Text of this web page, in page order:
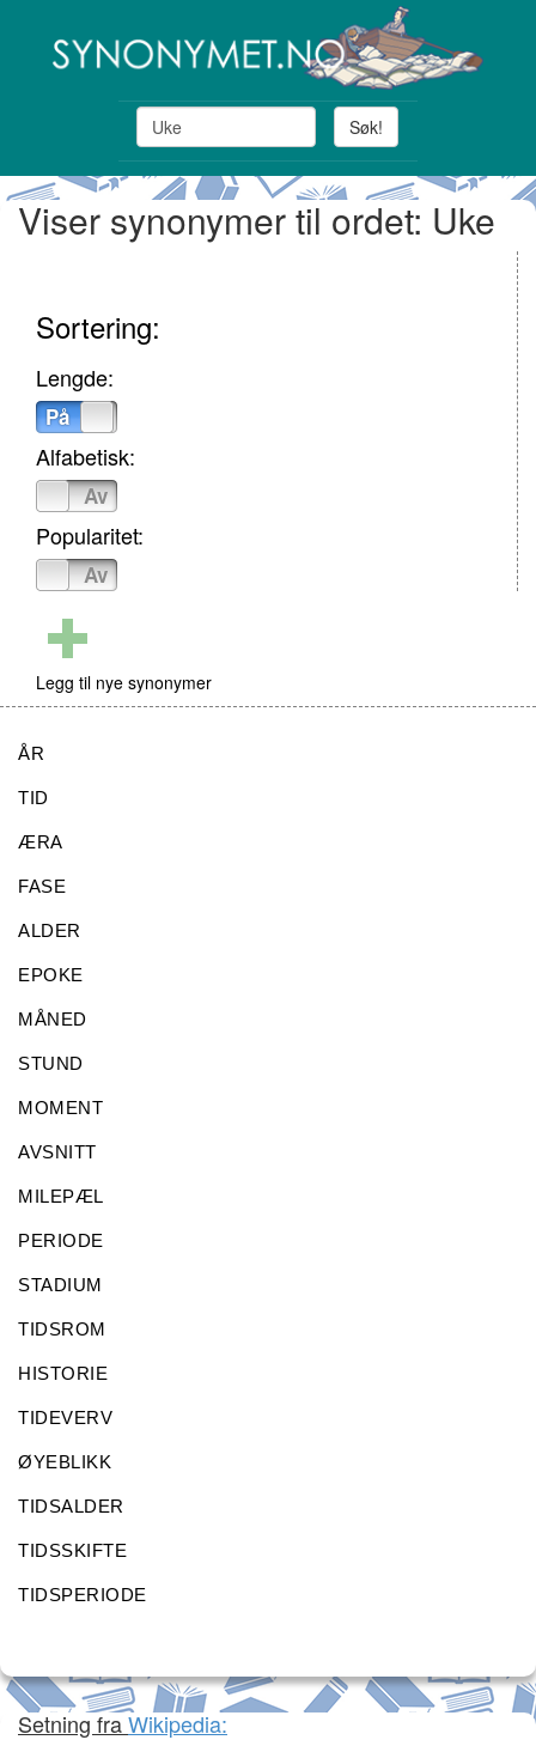
Søk!
Viser synonymer til ordet: Uke
Sortering:
Lengde:
På
Alfabetisk:
Av
Popularitet:
Av
Legg til nye synonymer
ÅR
TID
ÆRA
FASE
ALDER
EPOKE
MÅNED
STUND
MOMENT
AVSNITT
MILEPÆL
PERIODE
STADIUM
TIDSROM
HISTORIE
TIDEVERV
ØYEBLIKK
TIDSALDER
TIDSSKIFTE
TIDSPERIODE
Setning fraWikipedia: